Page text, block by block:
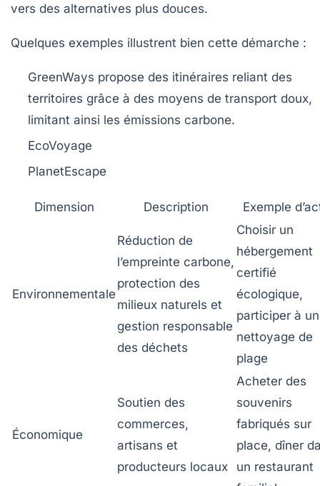
vers des alternatives plus douces.
Quelques exemples illustrent bien cette démarche :
GreenWays propose des itinéraires reliant des
territoires grâce à des moyens de transport doux,
limitant ainsi les émissions carbone.
EcoVoyage
PlanetEscape
Dimension Description Exemple
Environnementale
Réduction de
l’empreinte carbone,
protection des
milieux naturels et
gestion responsable
des déchets
Choisir un
hébergement
certifié
écologique,
participer à un
nettoyage de
plage
Économique
Soutien des
commerces,
artisans et
producteurs locaux
Acheter des
souvenirs
fabriqués sur
place, dîner
un restaurant